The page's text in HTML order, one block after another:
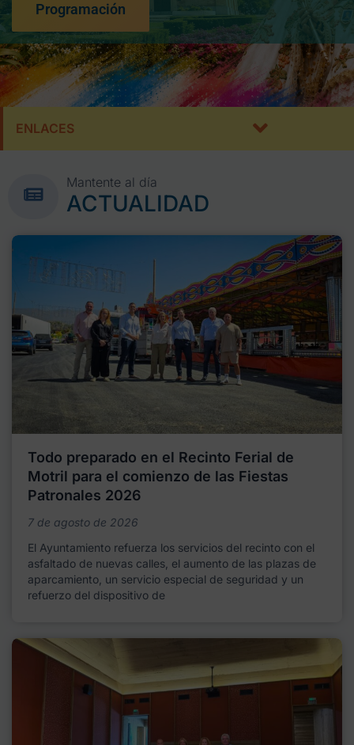
Programación
ENLACES
Mantente al día
ACTUALIDAD
Todo preparado en el Recinto Ferial de
Motril para el comienzo de las Fiestas
Patronales 2026
7 de agosto de 2026
El Ayuntamiento refuerza los servicios del recinto con el
asfaltado de nuevas calles, el aumento de las plazas de
aparcamiento, un servicio especial de seguridad y un
refuerzo del dispositivo de